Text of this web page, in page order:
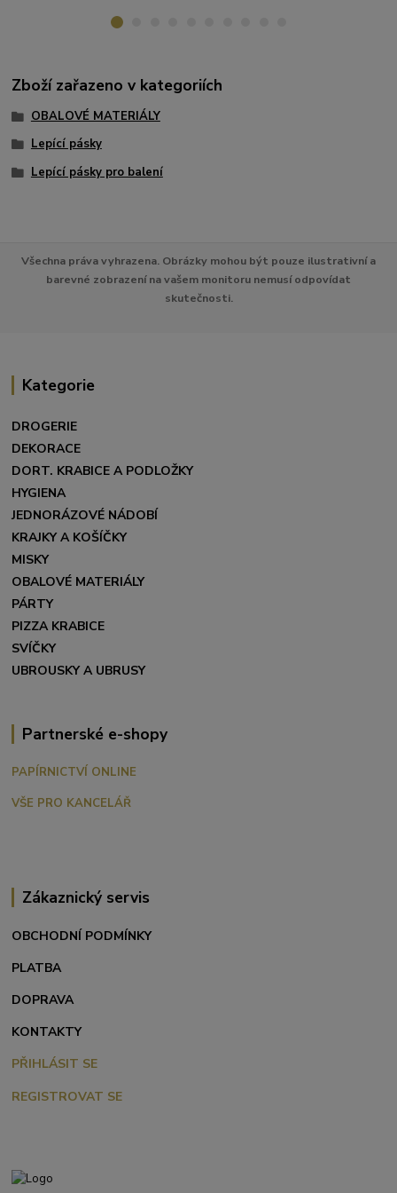
Zboží zařazeno v kategoriích
OBALOVÉ MATERIÁLY
Lepící pásky
Lepící pásky pro balení
Všechna práva vyhrazena. Obrázky mohou být pouze ilustrativní a
barevné zobrazení na vašem monitoru nemusí odpovídat
skutečnosti.
Kategorie
DROGERIE
DEKORACE
DORT. KRABICE A PODLOŽKY
HYGIENA
JEDNORÁZOVÉ NÁDOBÍ
KRAJKY A KOŠÍČKY
MISKY
OBALOVÉ MATERIÁLY
PÁRTY
PIZZA KRABICE
SVÍČKY
UBROUSKY A UBRUSY
Partnerské e-shopy
PAPÍRNICTVÍ ONLINE
VŠE PRO KANCELÁŘ
Zákaznický servis
OBCHODNÍ PODMÍNKY
PLATBA
DOPRAVA
KONTAKTY
PŘIHLÁSIT SE
REGISTROVAT SE